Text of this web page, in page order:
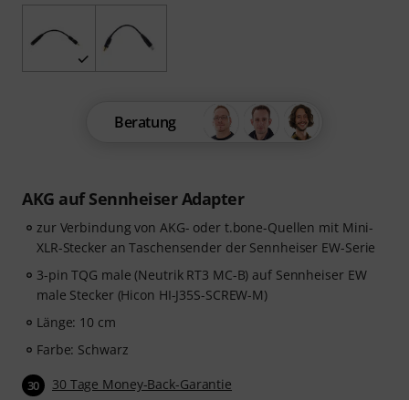
AKG auf Sennheiser Adapter
zur Verbindung von AKG- oder t.bone-Quellen mit Mini-
XLR-Stecker an Taschensender der Sennheiser EW-Serie
3-pin TQG male (Neutrik RT3 MC-B) auf Sennheiser EW
male Stecker (Hicon HI-J35S-SCREW-M)
Länge: 10 cm
Farbe: Schwarz
30 30 Tage Money-Back-Garantie
Beratung